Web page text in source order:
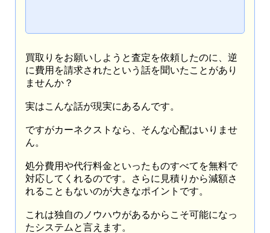
買取りをお願いしようと査定を依頼したのに、逆
に費用を請求されたという話を聞いたことがあり
ませんか？
実はこんな話が現実にあるんです。
ですがカーネクストなら、そんな心配はいりませ
ん。
処分費用や代行料金といったものすべてを無料で
対応してくれるのです。さらに見積りから減額さ
れることもないのが大きなポイントです。
これは独自のノウハウがあるからこそ可能になっ
たシステムと言えます。